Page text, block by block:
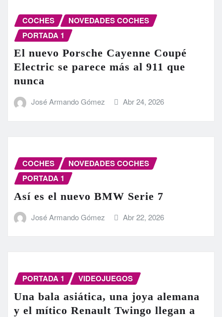
COCHES
NOVEDADES COCHES
PORTADA 1
El nuevo Porsche Cayenne Coupé
Electric se parece más al 911 que
nunca
José Armando Gómez Abr 24, 2026
COCHES
NOVEDADES COCHES
PORTADA 1
Así es el nuevo BMW Serie 7
José Armando Gómez Abr 22, 2026
PORTADA 1 VIDEOJUEGOS
Una bala asiática, una joya alemana
y el mítico Renault Twingo llegan a